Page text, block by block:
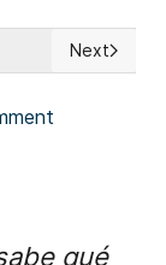
y André
Next
Next
qué